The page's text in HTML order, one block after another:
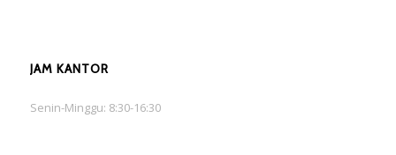
JAM KANTOR
Senin-Minggu: 8:30-16:30